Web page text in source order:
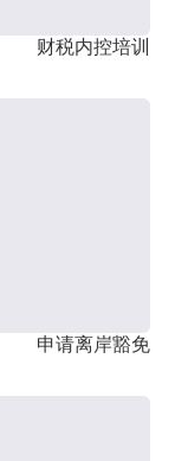
财税内控培训
申请离岸豁免